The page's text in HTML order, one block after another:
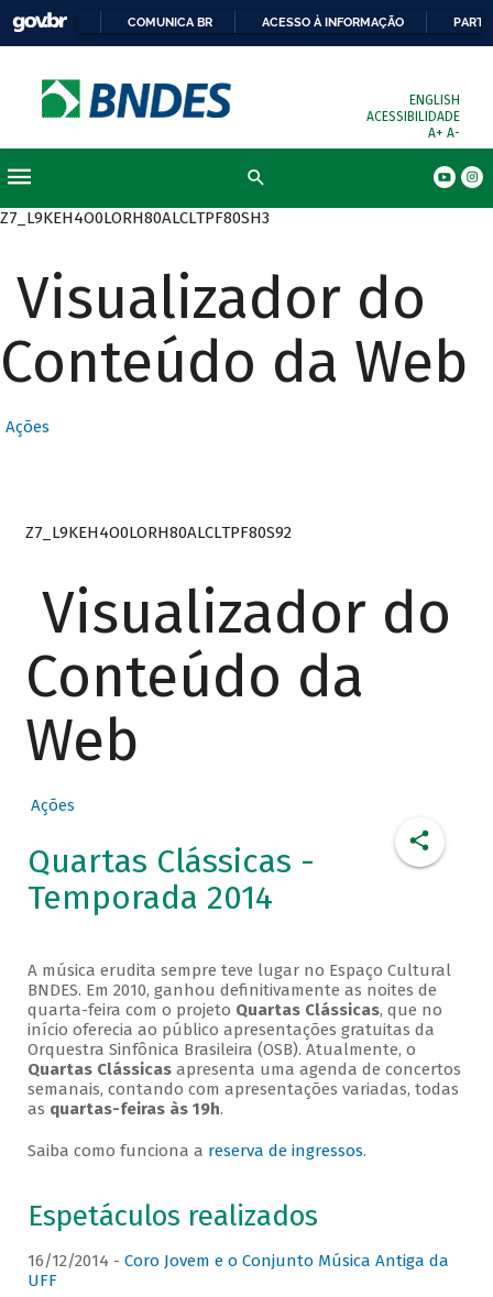
COMUNICA BR ACESSO À INFORMAÇÃO
ENGLISH
ACESSIBILIDADE
A+ A-
Z7_L9KEH4O0LORH80ALCLTPF80SH3
Visualizador do
Conteúdo da Web
Ações
Z7_L9KEH4O0LORH80ALCLTPF80S92
Visualizador do
Conteúdo da
Web
Ações
Quartas Clássicas -
Temporada 2014
A música erudita sempre teve lugar no Espaço Cultural
BNDES. Em 2010, ganhou definitivamente as noites de
quarta-feira com o projeto Quartas Clássicas, que no
início oferecia ao público apresentações gratuitas da
Orquestra Sinfônica Brasileira (OSB). Atualmente, o
Quartas Clássicasapresenta uma agenda de concertos
semanais, contando com apresentações variadas, todas
as quartas-feiras às 19h.
Saiba como funciona a reserva de ingressos.
Espetáculos realizados
16/12/2014 - Coro Jovem e o Conjunto Música Antiga da
UFF